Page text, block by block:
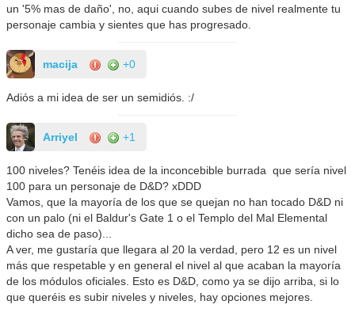
un '5% mas de daño', no, aqui cuando subes de nivel realmente tu
personaje cambia y sientes que has progresado.
macija +0
Adiós a mi idea de ser un semidiós. :/
Arriyel +1
100 niveles? Tenéis idea de la inconcebible burrada que sería nivel
100 para un personaje de D&D? xDDD
Vamos, que la mayoría de los que se quejan no han tocado D&D ni
con un palo (ni el Baldur's Gate 1 o el Templo del Mal Elemental
dicho sea de paso)...
A ver, me gustaría que llegara al 20 la verdad, pero 12 es un nivel
más que respetable y en general el nivel al que acaban la mayoría
de los módulos oficiales. Esto es D&D, como ya se dijo arriba, si lo
que queréis es subir niveles y niveles, hay opciones mejores.